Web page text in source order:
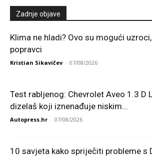
Zadnje objave
Klima ne hladi? Ovo su mogući
popravci
Kristian Sikavičev - 07/08/2026
Test rabljenog: Chevrolet Aveo 1.3 D
dizelaš koji iznenađuje niskim...
Autopress.hr - 07/08/2026
10 savjeta kako spriječiti probleme s